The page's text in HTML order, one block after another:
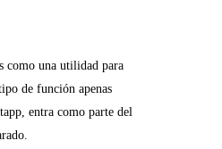
como una utilidad para
de función apenas
entra como parte del